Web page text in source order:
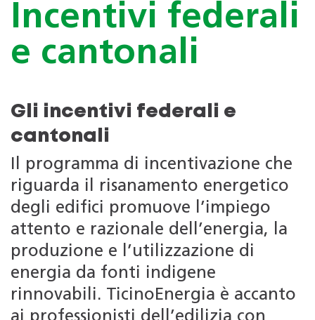
Incentivi federali
e cantonali
Gli incentivi federali e
cantonali
Il programma di incentivazione che
riguarda il risanamento energetico
degli edifici promuove l’impiego
attento e razionale dell’energia, la
produzione e l’utilizzazione di
energia da fonti indigene
rinnovabili. TicinoEnergia è accanto